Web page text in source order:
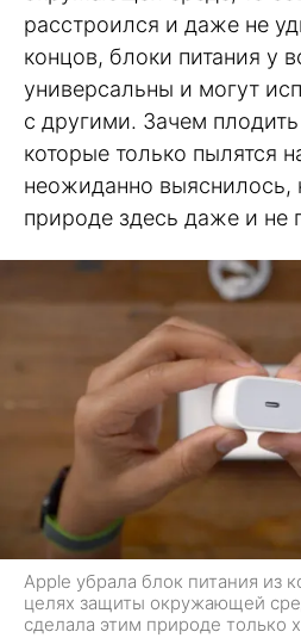
расстроился и даже не
концов, блоки питания у
универсальны и могут
с другими. Зачем
которые только пылятся
неожиданно выяснилось,
природе здесь даже и не
Apple убрала блок питания из
целях защиты окружающей
сделала этим природе только